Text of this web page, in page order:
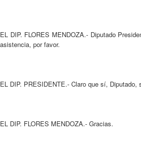
EL DIP. FLORES MENDOZA.- Diputado
asistencia, por favor.
EL DIP. PRESIDENTE.- Claro que sí, Diputado,
EL DIP. FLORES MENDOZA.- Gracias.